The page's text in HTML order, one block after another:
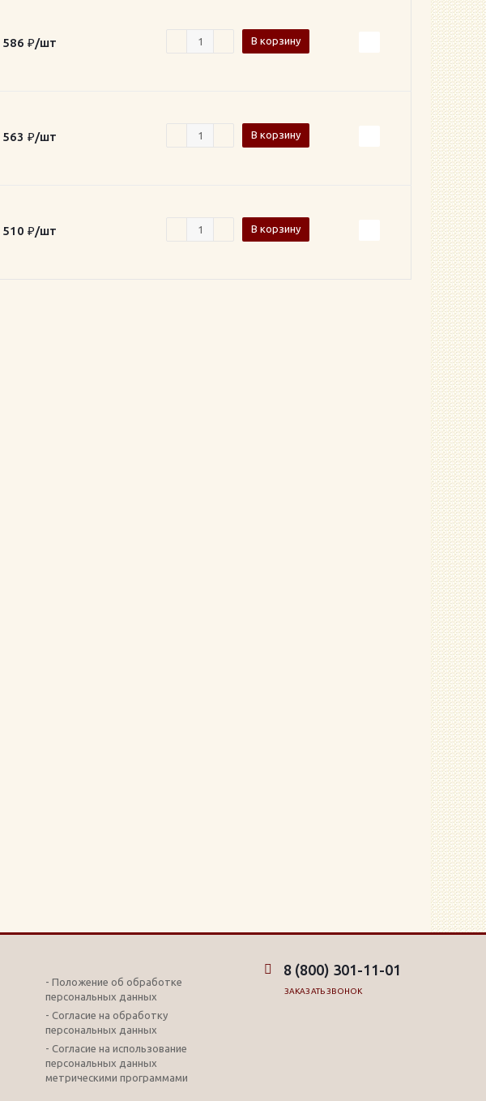
586 ₽/шт В корзину
563 ₽/шт В корзину
510 ₽/шт В корзину
- Положение об обработке
персональных данных
- Согласие на обработку
персональных данных
- Согласие на использование
персональных данных
метрическими программами
8 (800) 301-11-01
ЗАКАЗАТЬ ЗВОНОК